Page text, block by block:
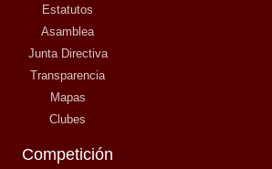
Estatutos
Asamblea
Junta Directiva
Transparencia
Mapas
Clubes
Competición